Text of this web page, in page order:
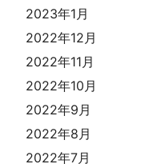
2023年1月
2022年12月
2022年11月
2022年10月
2022年9月
2022年8月
2022年7月